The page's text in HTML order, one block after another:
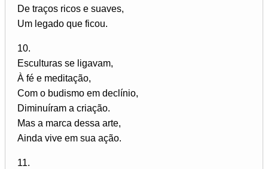
De traços ricos e suaves,
Um legado que ficou.
10.
Esculturas se ligavam,
À fé e meditação,
Com o budismo em declínio,
Diminuíram a criação.
Mas a marca dessa arte,
Ainda vive em sua ação.
11.